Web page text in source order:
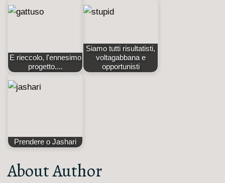
E rieccolo, l'ennesimo
progetto....
Siamo tutti risultatisti,
voltagabbana e
opportunisti
Prendere o Jashari
About Author